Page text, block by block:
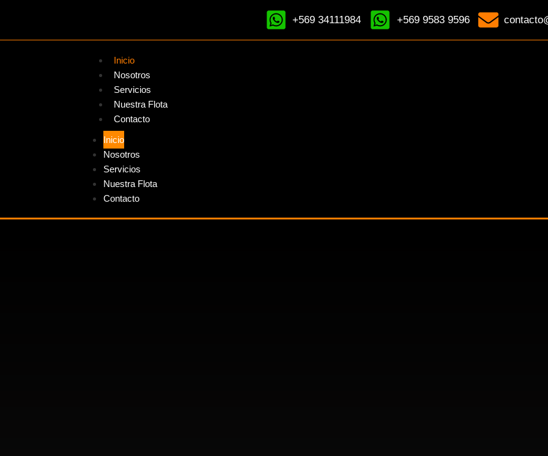
+569 34111984 +569 9583 9596
Inicio
Nosotros
Servicios
Nuestra Flota
Contacto
Inicio
Nosotros
Servicios
Nuestra Flota
Contacto